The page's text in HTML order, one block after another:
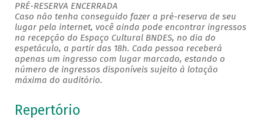
PRÉ-RESERVA ENCERRADA
Caso não tenha conseguido fazer a pré-reserva de seu
lugar pela internet, você ainda pode encontrar ingressos
na recepção do Espaço Cultural BNDES, no dia do
espetáculo, a partir das 18h. Cada pessoa receberá
apenas um ingresso com lugar marcado, estando o
número de ingressos disponíveis sujeito à lotação
máxima do auditório.
Repertório